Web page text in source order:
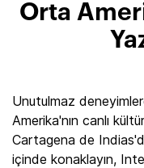
Orta
Unutulmaz
Amerika'nın canlı
Cartagena de
içinde konaklayın,